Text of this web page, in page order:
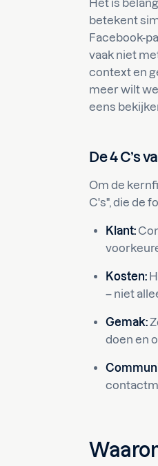
Het is
betekent
Facebook-
vaak niet
context en
meer wilt
eens
De 4 C’s
Om de
C's", die de
Klant:
Kosten:
– niet
Gemak:
doen en